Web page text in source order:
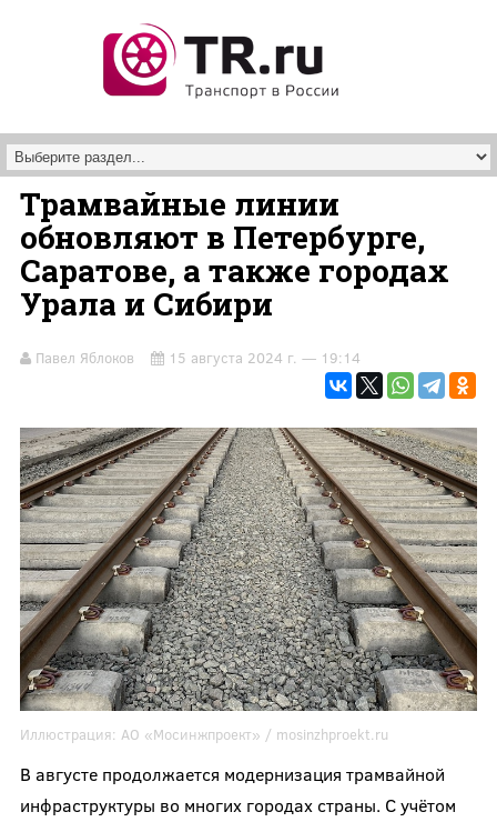
Трамвайные линии
обновляют в Петербурге,
Саратове, а также городах
Урала и Сибири
Павел Яблоков 15 августа 2024 г. — 19:14
Иллюстрация: АО «Мосинжпроект» / mosinzhproekt.ru
В августе продолжается модернизация трамвайной
инфраструктуры во многих городах страны. С учётом